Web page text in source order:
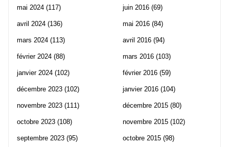
mai 2024 (117)
avril 2024 (136)
mars 2024 (113)
février 2024 (88)
janvier 2024 (102)
décembre 2023 (102)
novembre 2023 (111)
octobre 2023 (108)
septembre 2023 (95)
juin 2016 (69)
mai 2016 (84)
avril 2016 (94)
mars 2016 (103)
février 2016 (59)
janvier 2016 (104)
décembre 2015 (80)
novembre 2015 (102)
octobre 2015 (98)